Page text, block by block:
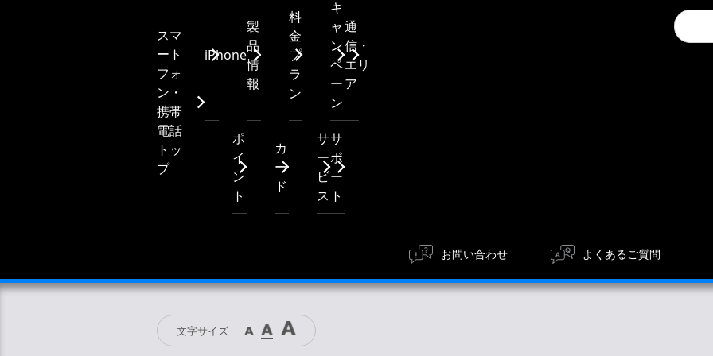
Conduct
a
search
スマ
ート
フォ
ン・
携帯
電話
トッ
プ
iPhone
製
品
情
報
料
金
プ
ラ
ン
キ
ャ
ン
ペ
ー
ン
通
信・
エリ
ア
ポ
イ
ン
ト
カ
ー
ド
サ
ー
ビ
ス
サ
ポ
ー
ト
お問い合わせ よくあるご質問
文字サイズ